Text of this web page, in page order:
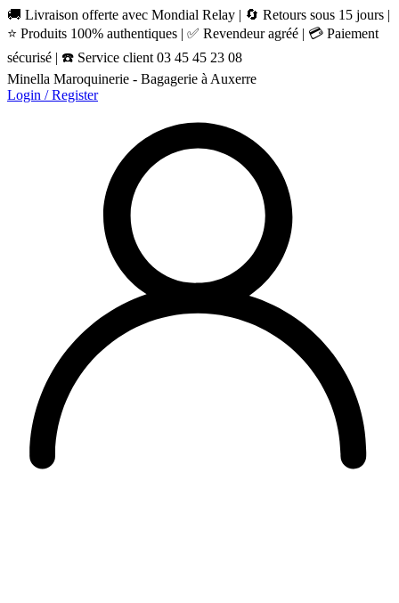
🚚 Livraison offerte avec Mondial Relay | 🔄 Retours sous 15 jours |
⭐ Produits 100% authentiques | ✅ Revendeur agréé | 💳 Paiement
sécurisé | ☎️ Service client 03 45 45 23 08
Minella Maroquinerie - Bagagerie à Auxerre
Login / Register